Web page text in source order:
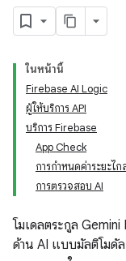
ในหน้านี้
Firebase AI Logic
ผู้ให้บริการ API
บริการ Firebase
App Check
การกำหนดค่าระยะไก
การตรวจสอบ AI
โมเดลตระกูล
ด้าน AI แบบมัลติโมดั